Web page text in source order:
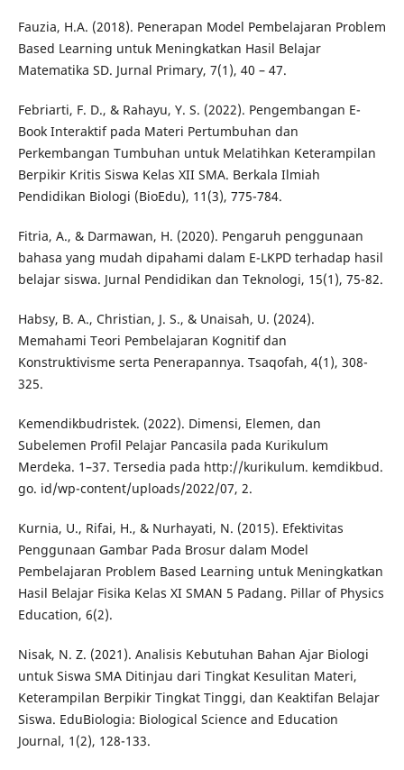
Fauzia, H.A. (2018). Penerapan Model Pembelajaran Problem
Based Learning untuk Meningkatkan Hasil Belajar
Matematika SD. Jurnal Primary, 7(1), 40 – 47.
Febriarti, F. D., & Rahayu, Y. S. (2022). Pengembangan E-
Book Interaktif pada Materi Pertumbuhan dan
Perkembangan Tumbuhan untuk Melatihkan Keterampilan
Berpikir Kritis Siswa Kelas XII SMA. Berkala Ilmiah
Pendidikan Biologi (BioEdu), 11(3), 775-784.
Fitria, A., & Darmawan, H. (2020). Pengaruh penggunaan
bahasa yang mudah dipahami dalam E-LKPD terhadap hasil
belajar siswa. Jurnal Pendidikan dan Teknologi, 15(1), 75-82.
Habsy, B. A., Christian, J. S., & Unaisah, U. (2024).
Memahami Teori Pembelajaran Kognitif dan
Konstruktivisme serta Penerapannya. Tsaqofah, 4(1), 308-
325.
Kemendikbudristek. (2022). Dimensi, Elemen, dan
Subelemen Profil Pelajar Pancasila pada Kurikulum
Merdeka. 1–37. Tersedia pada http://kurikulum. kemdikbud.
go. id/wp-content/uploads/2022/07, 2.
Kurnia, U., Rifai, H., & Nurhayati, N. (2015). Efektivitas
Penggunaan Gambar Pada Brosur dalam Model
Pembelajaran Problem Based Learning untuk Meningkatkan
Hasil Belajar Fisika Kelas XI SMAN 5 Padang. Pillar of Physics
Education, 6(2).
Nisak, N. Z. (2021). Analisis Kebutuhan Bahan Ajar Biologi
untuk Siswa SMA Ditinjau dari Tingkat Kesulitan Materi,
Keterampilan Berpikir Tingkat Tinggi, dan Keaktifan Belajar
Siswa. EduBiologia: Biological Science and Education
Journal, 1(2), 128-133.